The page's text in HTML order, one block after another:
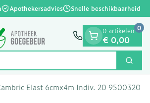
Apothekersadvies Snelle beschikbaarheid
Zoek
0 artikelen
€ 0,00
0
Elast 6cmx4m Indiv. 20 9500320